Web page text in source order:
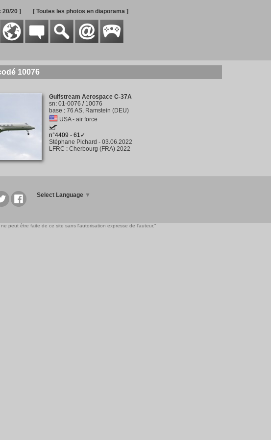
20/20 ] [ Toutes les photos en diaporama ]
10076
Gulfstream Aerospace C-37A
sn: 01-0076 / 10076
base : 76 AS, Ramstein (DEU)
USA - air force
n°4409 - 61✓
Stéphane Pichard - 03.06.2022
LFRC : Cherbourg (FRA) 2022
Select Language ▼
peut être faite de ce site sans l'autorisation expresse de l'auteur."